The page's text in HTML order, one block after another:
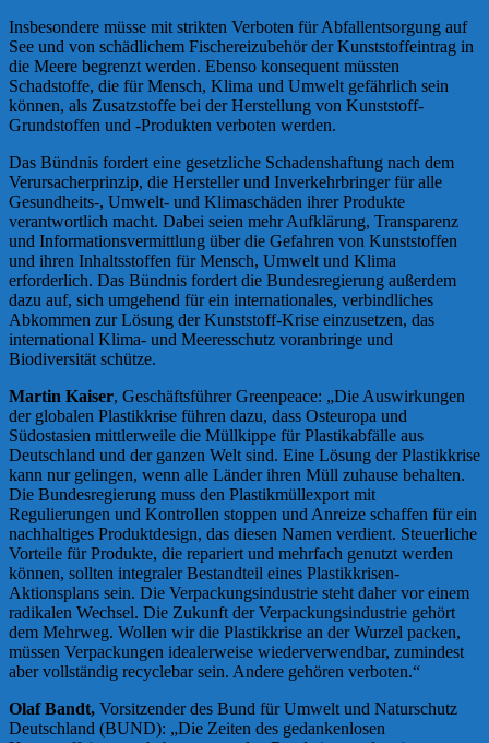
Insbesondere müsse mit strikten Verboten für Abfallentsorgung auf
See und von schädlichem Fischereizubehör der Kunststoffeintrag in
die Meere begrenzt werden. Ebenso konsequent müssten
Schadstoffe, die für Mensch, Klima und Umwelt gefährlich sein
können, als Zusatzstoffe bei der Herstellung von Kunststoff-
Grundstoffen und -Produkten verboten werden.
Das Bündnis fordert eine gesetzliche Schadenshaftung nach dem
Verursacherprinzip, die Hersteller und Inverkehrbringer für alle
Gesundheits-, Umwelt- und Klimaschäden ihrer Produkte
verantwortlich macht. Dabei seien mehr Aufklärung, Transparenz
und Informationsvermittlung über die Gefahren von Kunststoffen
und ihren Inhaltsstoffen für Mensch, Umwelt und Klima
erforderlich. Das Bündnis fordert die Bundesregierung außerdem
dazu auf, sich umgehend für ein internationales, verbindliches
Abkommen zur Lösung der Kunststoff-Krise einzusetzen, das
international Klima- und Meeresschutz voranbringe und
Biodiversität schütze.
Martin Kaiser, Geschäftsführer Greenpeace: „Die Auswirkungen
der globalen Plastikkrise führen dazu, dass Osteuropa und
Südostasien mittlerweile die Müllkippe für Plastikabfälle aus
Deutschland und der ganzen Welt sind. Eine Lösung der Plastikkrise
kann nur gelingen, wenn alle Länder ihren Müll zuhause behalten.
Die Bundesregierung muss den Plastikmüllexport mit
Regulierungen und Kontrollen stoppen und Anreize schaffen für ein
nachhaltiges Produktdesign, das diesen Namen verdient. Steuerliche
Vorteile für Produkte, die repariert und mehrfach genutzt werden
können, sollten integraler Bestandteil eines Plastikkrisen-
Aktionsplans sein. Die Verpackungsindustrie steht daher vor einem
radikalen Wechsel. Die Zukunft der Verpackungsindustrie gehört
dem Mehrweg. Wollen wir die Plastikkrise an der Wurzel packen,
müssen Verpackungen idealerweise wiederverwendbar, zumindest
aber vollständig recyclebar sein. Andere gehören verboten.“
Olaf Bandt, Vorsitzender des Bund für Umwelt und Naturschutz
Deutschland (BUND): „Die Zeiten des gedankenlosen